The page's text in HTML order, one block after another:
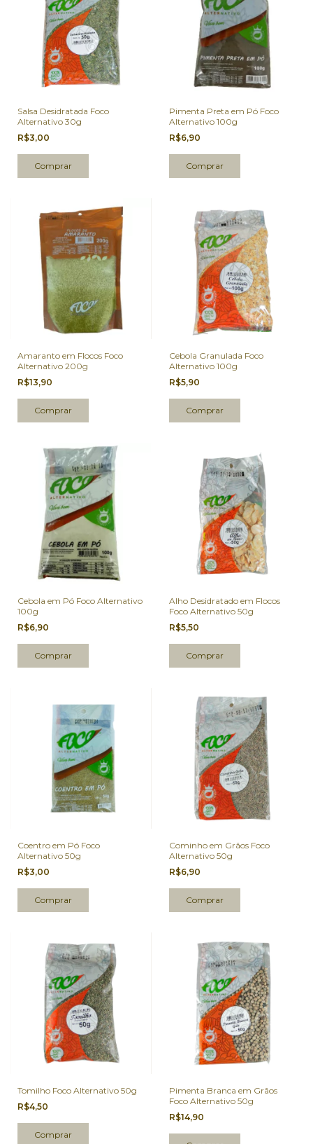
Salsa Desidratada Foco
Alternativo 30g
R$3,00
Pimenta Preta em Pó Foco
Alternativo 100g
R$6,90
Amaranto em Flocos Foco
Alternativo 200g
R$13,90
Cebola Granulada Foco
Alternativo 100g
R$5,90
Cebola em Pó Foco Alternativo
100g
R$6,90
Alho Desidratado em Flocos
Foco Alternativo 50g
R$5,50
Coentro em Pó Foco
Alternativo 50g
R$3,00
Cominho em Grãos Foco
Alternativo 50g
R$6,90
Tomilho Foco Alternativo 50g
R$4,50
Pimenta Branca em Grãos
Foco Alternativo 50g
R$14,90